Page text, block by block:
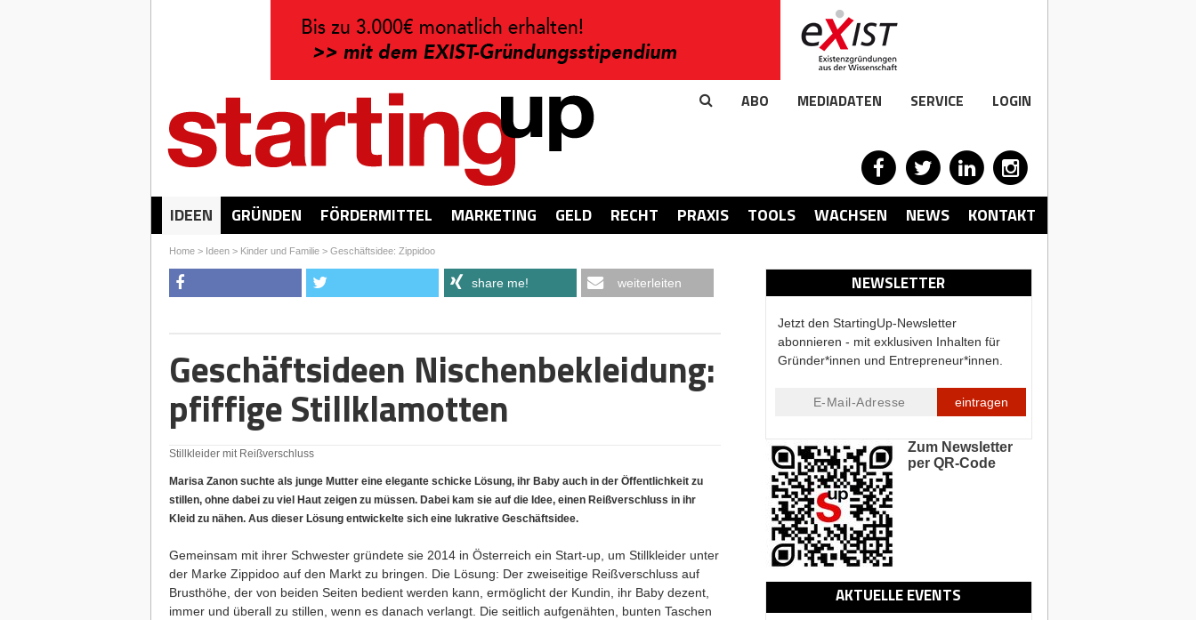
ABO MEDIADATEN SERVICE LOGIN
IDEEN GRÜNDEN FÖRDERMITTEL MARKETING GELD RECHT PRAXIS TOOLS WACHSEN NEWS KONTAKT
Home> Ideen> Kinder und Familie> Geschäftsidee: Zippidoo
NEWSLETTER
Jetzt den StartingUp-Newsletter
abonnieren - mit exklusiven Inhalten für
Gründer*innen und Entrepreneur*innen.
eintragen
Zum Newsletter
per QR-Code
AKTUELLE EVENTS
share me! weiterleiten
Geschäftsideen Nischenbekleidung:
pfiffige Stillklamotten
Stillkleider mit Reißverschluss
Marisa Zanon suchte als junge Mutter eine elegante schicke Lösung, ihr Baby auch in der Öffentlichkeit zu
stillen, ohne dabei zu viel Haut zeigen zu müssen. Dabei kam sie auf die Idee, einen Reißverschluss in ihr
Kleid zu nähen. Aus dieser Lösung entwickelte sich eine lukrative Geschäftsidee.
Gemeinsam mit ihrer Schwester gründete sie 2014 in Österreich ein Start-up, um Stillkleider unter
der Marke Zippidoo auf den Markt zu bringen. Die Lösung: Der zweiseitige Reißverschluss auf
Brusthöhe, der von beiden Seiten bedient werden kann, ermöglicht der Kundin, ihr Baby dezent,
immer und überall zu stillen, wenn es danach verlangt. Die seitlich aufgenähten, bunten Taschen